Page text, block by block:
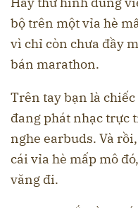
bộ trên một vỉa hè
vì chỉ còn chưa đầy
bán marathon.
Trên tay bạn là
đang phát nhạc trực
nghe earbuds. Và
cái vỉa hè mấp mô
văng đi.